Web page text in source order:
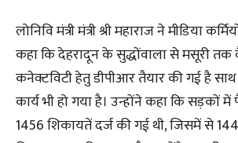
लोनिवि मंत्री मंत्री श्री महाराज ने मीडिया
कहा कि देहरादून के सुद्धोंवाला से मसूरी
कनेक्टविटी हेतु डीपीआर तैयार की गई है
कार्य भी हो गया है। उन्होंने कहा कि सड़कों
1456 शिकायतें दर्ज की गई थी, जिसमें से